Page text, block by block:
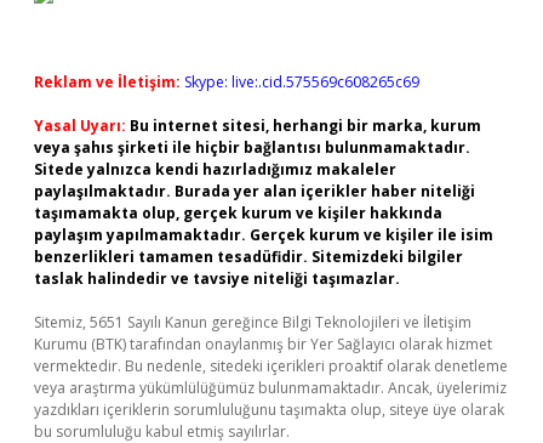
Reklam ve İletişim: Skype: live:.cid.575569c608265c69
Yasal Uyarı: Bu internet sitesi, herhangi bir marka, kurum
veya şahıs şirketi ile hiçbir bağlantısı bulunmamaktadır.
Sitede yalnızca kendi hazırladığımız makaleler
paylaşılmaktadır. Burada yer alan içerikler haber niteliği
taşımamakta olup, gerçek kurum ve kişiler hakkında
paylaşım yapılmamaktadır. Gerçek kurum ve kişiler ile isim
benzerlikleri tamamen tesadüfidir. Sitemizdeki bilgiler
taslak halindedir ve tavsiye niteliği taşımazlar.
Sitemiz, 5651 Sayılı Kanun gereğince Bilgi Teknolojileri ve İletişim
Kurumu (BTK) tarafından onaylanmış bir Yer Sağlayıcı olarak hizmet
vermektedir. Bu nedenle, sitedeki içerikleri proaktif olarak denetleme
veya araştırma yükümlülüğümüz bulunmamaktadır. Ancak, üyelerimiz
yazdıkları içeriklerin sorumluluğunu taşımakta olup, siteye üye olarak
bu sorumluluğu kabul etmiş sayılırlar.